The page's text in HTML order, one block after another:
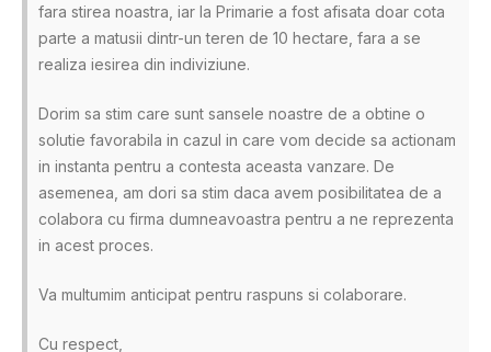
fara stirea noastra, iar la Primarie a fost afisata doar cota
parte a matusii dintr-un teren de 10 hectare, fara a se
realiza iesirea din indiviziune.
Dorim sa stim care sunt sansele noastre de a obtine o
solutie favorabila in cazul in care vom decide sa actionam
in instanta pentru a contesta aceasta vanzare. De
asemenea, am dori sa stim daca avem posibilitatea de a
colabora cu firma dumneavoastra pentru a ne reprezenta
in acest proces.
Va multumim anticipat pentru raspuns si colaborare.
Cu respect,